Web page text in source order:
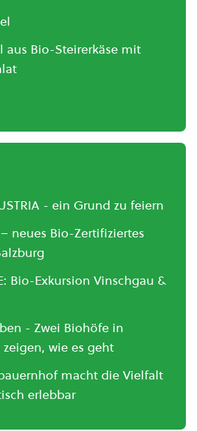
aus Bio-Steirerkäse mit
- ein Grund zu feiern
neues Bio-Zertifiziertes
Bio-Exkursion Vinschgau &
- Zwei Biohöfe in
wie es geht
macht die Vielfalt
erlebbar